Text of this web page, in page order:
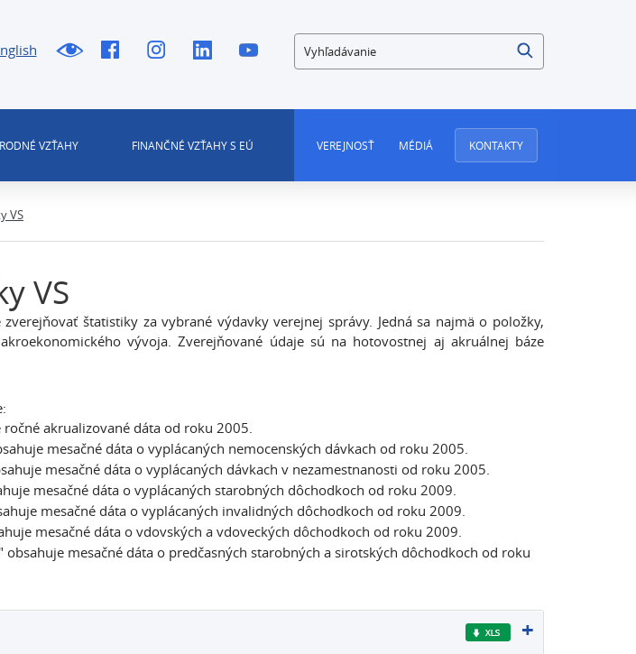
Vyhľadávanie
VZŤAHY FINANČNÉ VZŤAHY S EÚ VEREJNOSŤ MÉDIÁ KONTAKTY
VS
VS
štatistiky za vybrané výdavky verejnej správy. Jedná sa najmä o položky,
vývoja. Zverejňované údaje sú na hotovostnej aj akruálnej báze
ročné akrualizované dáta od roku 2005.
mesačné dáta o vyplácaných nemocenských dávkach od roku 2005.
mesačné dáta o vyplácaných dávkach v nezamestnanosti od roku 2005.
mesačné dáta o vyplácaných starobných dôchodkoch od roku 2009.
mesačné dáta o vyplácaných invalidných dôchodkoch od roku 2009.
mesačné dáta o vdovských a vdoveckých dôchodkoch od roku 2009.
obsahuje mesačné dáta o predčasných starobných a sirotských dôchodkoch od roku